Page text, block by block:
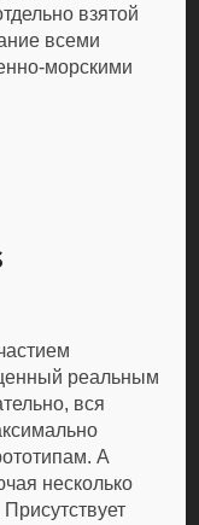
взятой
всеми
морскими
реальным
вся
А
несколько